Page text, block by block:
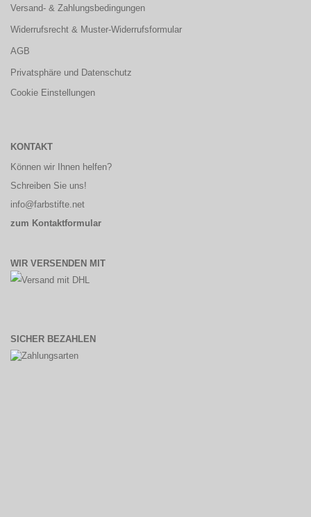
Versand- & Zahlungsbedingungen
Widerrufsrecht & Muster-Widerrufsformular
AGB
Privatsphäre und Datenschutz
Cookie Einstellungen
KONTAKT
Können wir Ihnen helfen?
Schreiben Sie uns!
info@farbstifte.net
zum Kontaktformular
WIR VERSENDEN MIT
SICHER BEZAHLEN